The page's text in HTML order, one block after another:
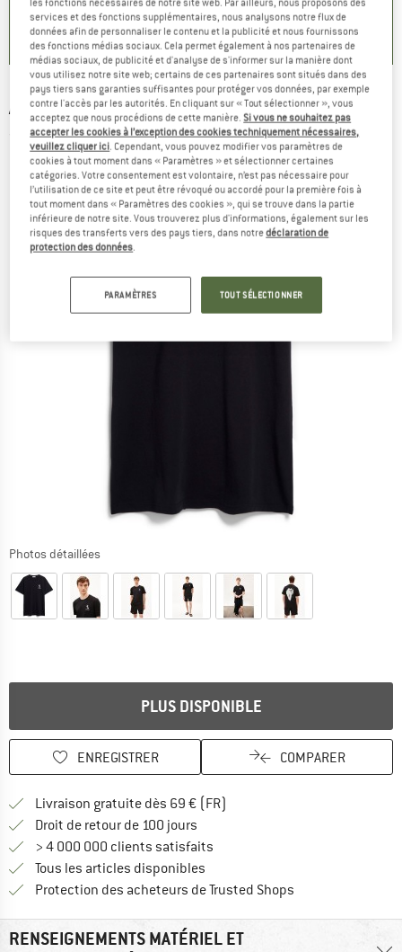
) 5,0(2)
4,9( 23)
ARMEDANGELS -Aadoni Leaaf - T-shirt
(0)
Photos détaillées
PLUS DISPONIBLE
ENREGISTRER COMPARER
Livraison gratuite dès 69 € (FR)
Droit de retour de 100 jours
> 4 000 000 clients satisfaits
Tous les articles disponibles
Protection des acheteurs de Trusted Shops
RENSEIGNEMENTS MATÉRIEL ET
les fonctions nécessaires de notre site web. Par ailleurs, nous proposons des
services et des fonctions supplémentaires, nous analysons notre flux de
données afin de personnaliser le contenu et la publicité et nous fournissons
des fonctions médias sociaux. Cela permet également à nos partenaires de
médias sociaux, de publicité et d'analyse de s'informer sur la manière dont
vous utilisez notre site web; certains de ces partenaires sont situés dans des
pays tiers sans garanties suffisantes pour protéger vos données, par exemple
contre l'accès par les autorités. En cliquant sur « Tout sélectionner », vous
acceptez que nous procédions de cette manière.Si vous ne souhaitez pas
accepter les cookies à l’exception des cookies techniquement nécessaires,
veuillez cliquer ici. Cependant, vous pouvez modifier vos paramètres de
cookies à tout moment dans « Paramètres » et sélectionner certaines
catégories. Votre consentement est volontaire, n’est pas nécessaire pour
l’utilisation de ce site et peut être révoqué ou accordé pour la première fois à
tout moment dans « Paramètres des cookies », qui se trouve dans la partie
inférieure de notre site. Vous trouverez plus d'informations, également sur les
risques des transferts vers des pays tiers, dans notredéclaration de
protection des données.
PARAMÈTRES TOUT SÉLECTIONNER